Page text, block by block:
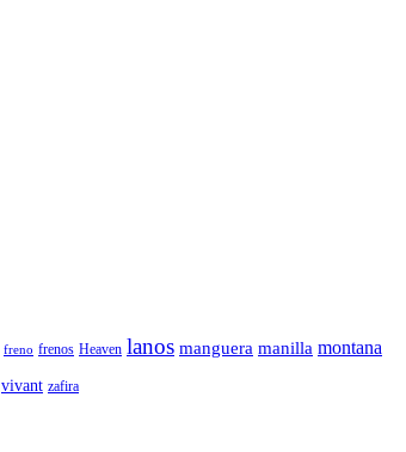
freno frenos Heaven lanos manguera manilla montana
vivant zafira